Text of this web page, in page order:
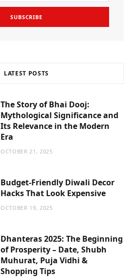
k
a
LATEST POSTS
The Story of Bhai Dooj:
Mythological Significance and
Its Relevance in the Modern
Era
OCTOBER 21, 2025
Budget-Friendly Diwali Decor
Hacks That Look Expensive
OCTOBER 19, 2025
Dhanteras 2025: The Beginning
of Prosperity – Date, Shubh
Muhurat, Puja Vidhi &
Shopping Tips